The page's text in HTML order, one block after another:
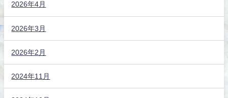
2026年4月
2026年3月
2026年2月
2024年11月